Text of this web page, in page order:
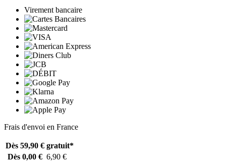
Virement bancaire
Frais d'envoi en France
Dès 59,90 € gratuit*
Dès 0,00 € 6,90 €